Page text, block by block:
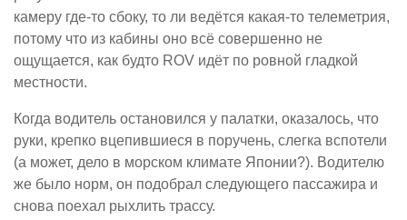
камеру где-то сбоку, то ли ведётся какая-то телеметрия,
потому что из кабины оно всё совершенно не
ощущается, как будто ROV идёт по ровной гладкой
местности.
Когда водитель остановился у палатки, оказалось, что
руки, крепко вцепившиеся в поручень, слегка вспотели
(а может, дело в морском климате Японии?). Водителю
же было норм, он подобрал следующего пассажира и
снова поехал рыхлить трассу.